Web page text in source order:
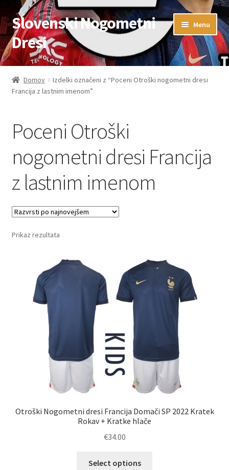
Skip
to
navigation
Skip
to
content
Slovenski Nogometni
Dresi
Menu
Domov
Blog
Košarica
Domov
Izdelki označeni z “Poceni Otroški nogometni dresi
Francija z lastnim imenom”
Poceni Otroški
nogometni dresi Francija
z lastnim imenom
Prikaz rezultata
Otroški Nogometni dresi Francija Domači SP 2022 Kratek
Rokav + Kratke hlače
€34.00
Select options